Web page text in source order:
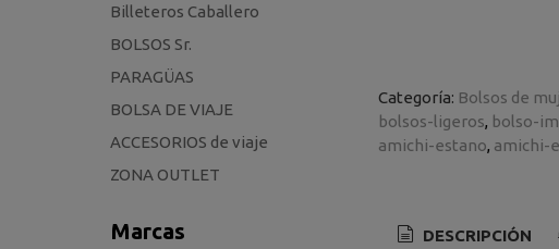
Billeteros Caballero
BOLSOS Sr.
PARAGÜAS
BOLSA DE VIAJE
ACCESORIOS de viaje
ZONA OUTLET
Marcas
Categoría: Bolsos de
bolsos-ligeros bolso-
amichi-estano amichi-
DESCRIPCIÓN